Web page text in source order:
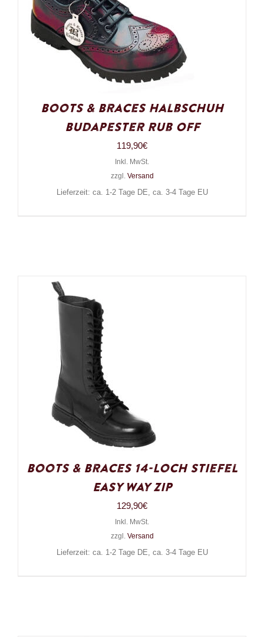
Boots & Braces Halbschuh
Budapester Rub Off
119,90€
Inkl. MwSt.
zzgl. Versand
Lieferzeit: ca. 1-2 Tage DE, ca. 3-4 Tage EU
Boots & Braces 14-Loch Stiefel
Easy Way Zip
129,90€
Inkl. MwSt.
zzgl. Versand
Lieferzeit: ca. 1-2 Tage DE, ca. 3-4 Tage EU